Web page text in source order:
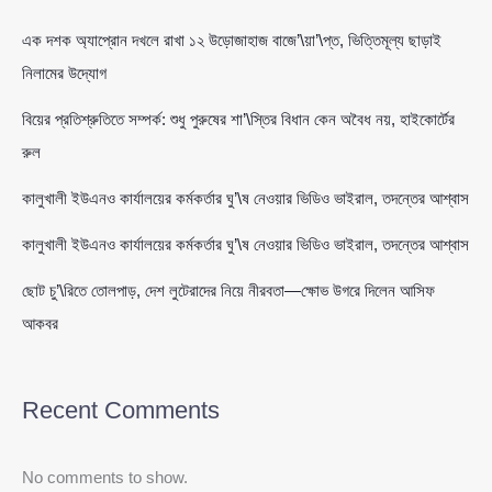
এক দশক অ্যাপ্রোন দখলে রাখা ১২ উড়োজাহাজ বাজে’\য়া’\প্ত, ভিত্তিমূল্য ছাড়াই
নিলামের উদ্যোগ
বিয়ের প্রতিশ্রুতিতে সম্পর্ক: শুধু পুরুষের শা’\স্তির বিধান কেন অবৈধ নয়, হাইকোর্টের
রুল
কালুখালী ইউএনও কার্যালয়ের কর্মকর্তার ঘু’\ষ নেওয়ার ভিডিও ভাইরাল, তদন্তের আশ্বাস
কালুখালী ইউএনও কার্যালয়ের কর্মকর্তার ঘু’\ষ নেওয়ার ভিডিও ভাইরাল, তদন্তের আশ্বাস
ছোট চু’\রিতে তোলপাড়, দেশ লুটেরাদের নিয়ে নীরবতা—ক্ষোভ উগরে দিলেন আসিফ
আকবর
Recent Comments
No comments to show.